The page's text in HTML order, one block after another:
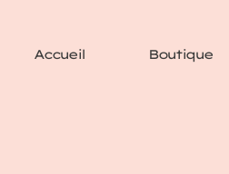
Accueil Boutique